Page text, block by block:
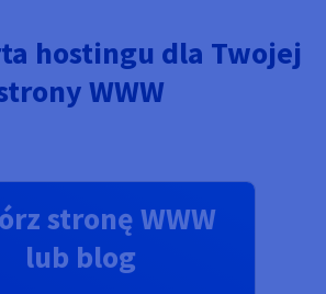
hostingu dla Twojej
WWW
stronę WWW
lub blog